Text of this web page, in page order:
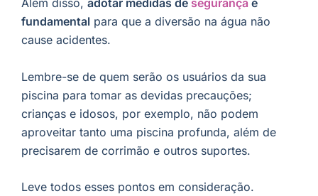
Além disso, adotar medidas de segurança é
fundamental para que a diversão na água não
cause acidentes.
Lembre-se de quem serão os usuários da sua
piscina para tomar as devidas precauções;
crianças e idosos, por exemplo, não podem
aproveitar tanto uma piscina profunda, além de
precisarem de corrimão e outros suportes.
Leve todos esses pontos em consideração.